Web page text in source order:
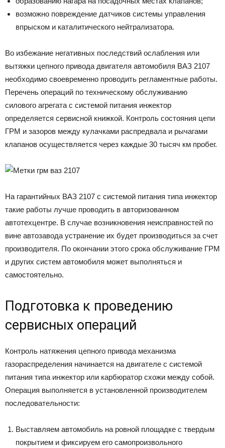
возможно повреждение датчиков системы управления
впрыском и каталитического нейтрализатора.
Во избежание негативных последствий ослабления или
вытяжки цепного привода двигателя автомобиля ВАЗ 2107
необходимо своевременно проводить регламентные работы.
Перечень операций по техническому обслуживанию
силового агрегата с системой питания инжектор
определяется сервисной книжкой. Контроль состояния цепи
ГРМ и зазоров между кулачками распредвала и рычагами
клапанов осуществляется через каждые 30 тысяч км пробег.
На гарантийных ВАЗ 2107 с системой питания типа инжектор
такие работы лучше проводить в авторизованном
автотехцентре. В случае возникновения неисправностей по
вине автозавода устранение их будет производиться за счет
производителя. По окончании этого срока обслуживание ГРМ
и других систем автомобиля может выполняться и
самостоятельно.
Подготовка к проведению
сервисных операций
Контроль натяжения цепного привода механизма
газораспределения начинается на двигателе с системой
питания типа инжектор или карбюратор схожи между собой.
Операция выполняется в установленной производителем
последовательности:
Выставляем автомобиль на ровной площадке с твердым
покрытием и фиксируем его самопроизвольного